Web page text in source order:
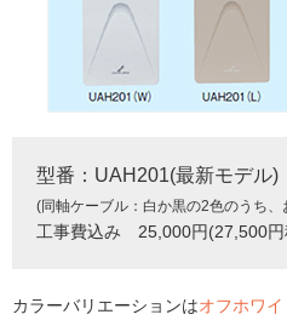
型番：UAH201(最新モデル)
(同軸ケーブル：白か黒の2色のうち
工事費込み 25,000円(27,500円
カラーバリエーションはオフホワイ